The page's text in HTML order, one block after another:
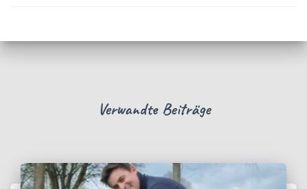
Verwandte Beiträge